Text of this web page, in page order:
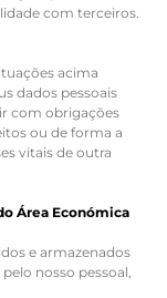
com terceiros.
acima
dados pessoais
com obrigações
ou de forma a
vitais de outra
Área Económica
e armazenados
nosso pessoal,